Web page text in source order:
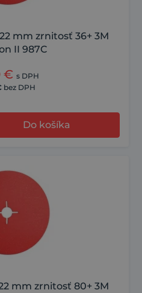
mm zrnitosť 36+ 3M
II 987C
€ s DPH
bez DPH
Do košíka
mm zrnitosť 80+ 3M